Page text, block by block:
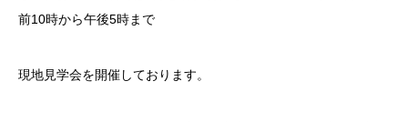
前10時から午後5時まで
現地見学会を開催しております。